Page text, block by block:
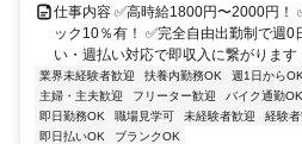
仕事内容 ✅高時給1800円〜2000円！
ック10％有！ ✅完全自由出勤制で週0
い・週払い対応で即収入に繋がりま
業界未経験者歓迎 扶養内勤務OK 週1日からOK
主婦・主夫歓迎
フリーター歓迎 バイク通勤OK
即日勤務OK
職場見学可 未経験者歓迎 経験
即日払いOK
ブランクOK